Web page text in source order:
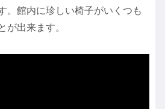
。館内に珍しい椅子がいくつも
が出来ます。